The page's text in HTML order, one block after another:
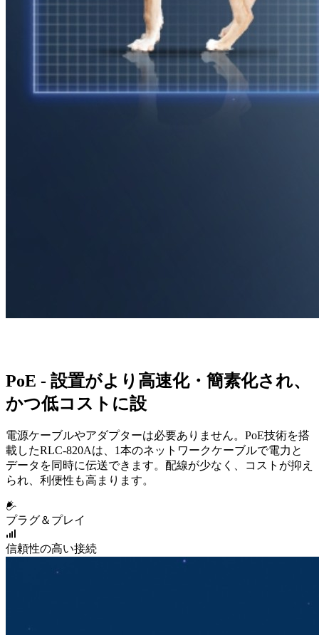
PoE - 設置がより高速化・簡素化され、
かつ低コストに設
電源ケーブルやアダプターは必要ありません。PoE技術を搭
載したRLC-820Aは、1本のネットワークケーブルで電力と
データを同時に伝送できます。配線が少なく、コストが抑え
られ、利便性も高まります。
プラグ＆プレイ
信頼性の高い接続